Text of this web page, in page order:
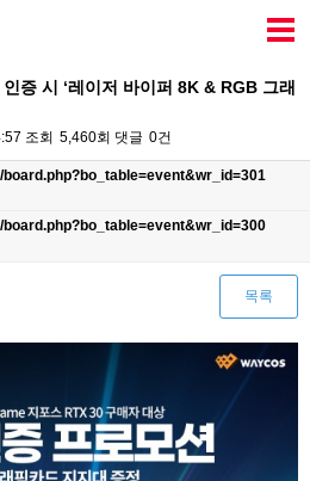
증 시 ‘레이저 바이퍼 8K & RGB 그래
조회 5,460회 댓글 0건
목록